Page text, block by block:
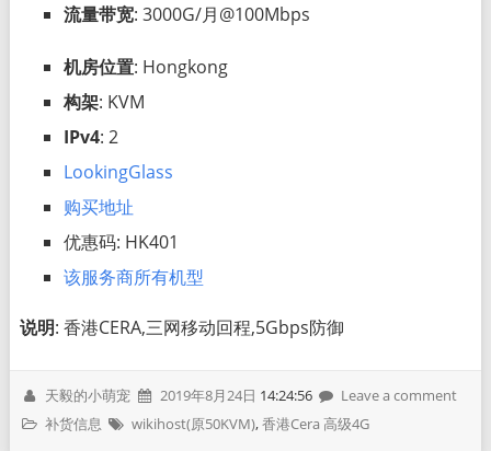
流量带宽: 3000G/月@100Mbps
机房位置: Hongkong
构架: KVM
IPv4: 2
LookingGlass
购买地址
优惠码: HK401
该服务商所有机型
说明: 香港CERA,三网移动回程,5Gbps防御
天毅的小萌宠 2019年8月24日 14:24:56
Leave a comment
补货信息
wikihost(原50KVM),香港Cera 高级4G